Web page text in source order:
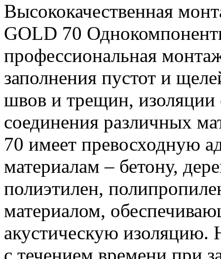
Высококачественная
GOLD 70
профессиональная
заполнения пустот и
швов и трещин, изоляции
соединения различных
70 имеет превосходную
материалам – бетону,
полиэтилен,
материалом,
акустическую изоляцию.